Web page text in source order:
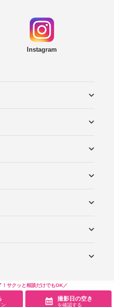
！サクッと相談だけでもOK／
撮影日の空き
を確認する
Instagram
PARK CO.,LTD.